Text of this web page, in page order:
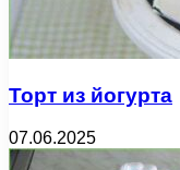
Торт из йогурта
07.06.2025